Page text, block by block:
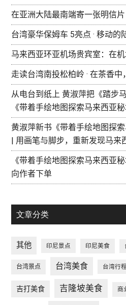
在亚洲大陆最南端寄一张明信片
台湾豪华保姆车 5亮点 · 移动的
马来西亚环亚机场贵宾室：在
走读台湾南投松柏岭 · 在茶香
从电台到纸上 黄淑萍把《踏步
《带着手绘地图探索马来西亚
黄淑萍新书《带着手绘地图探
| 用画笔与脚步，重新发现马来
《带着手绘地图探索马来西亚
向作者下单
文章分类
其他 印尼景点 印尼美食
台湾景点 台湾美食 台湾行程
吉打美食 吉隆坡美食 商